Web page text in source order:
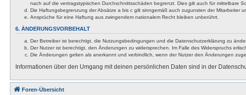
nach auf die vertragstypischen Durchschnittsschäden begrenzt. Dies gilt auch für mittelbare
Die Haftungsbegrenzung der Absätze a bis c gilt sinngemäß auch zugunsten der Mitarbeiter
Ansprüche für eine Haftung aus zwingendem nationalem Recht bleiben unberührt.
6. ÄNDERUNGSVORBEHALT
Der Betreiber ist berechtigt, die Nutzungsbedingungen und die Datenschutzerklärung zu
Der Nutzer ist berechtigt, den Änderungen zu widersprechen. Im Falle des Widerspruchs
Die Änderungen gelten als anerkannt und verbindlich, wenn der Nutzer den Änderungen
Informationen über den Umgang mit deinen persönlichen Daten sind in der
Foren-Übersicht